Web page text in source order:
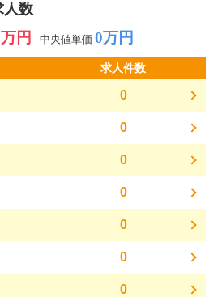
人数
円 中央値単価 0万円
求人件数
0
0
0
0
0
0
0